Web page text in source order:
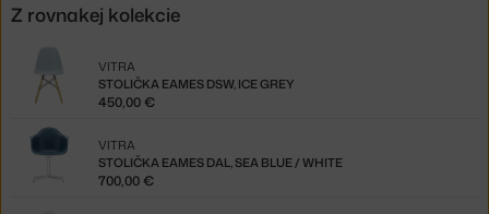
Z rovnakej kolekcie
STOLIČKA EAMES DSW, ICE GREY
VITRA
450,00 €
STOLIČKA EAMES DAL, SEA BLUE / WHITE
VITRA
700,00 €